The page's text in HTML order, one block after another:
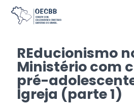
REducionismo
Ministério com
pré-
Igreja (parte 1)